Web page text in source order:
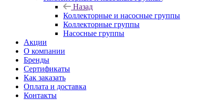
Назад
Коллекторные и насосные группы
Коллекторные группы
Насосные группы
Акции
О компании
Бренды
Сертификаты
Как заказать
Оплата и доставка
Контакты